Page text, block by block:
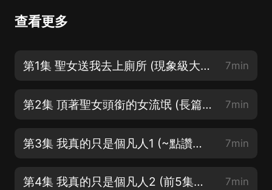
查看更多
第1集 聖女送我去上廁所 (現象級大神作品，年度爆款) 7min
第2集 頂著聖女頭銜的女流氓 (長篇爆笑修仙多播劇~好評走起~) 7min
第3集 我真的只是個凡人1 (~點讚關注打賞月票投喂走起~) 7min
第4集 我真的只是個凡人2 (前5集評論區活動贏現金) 7min